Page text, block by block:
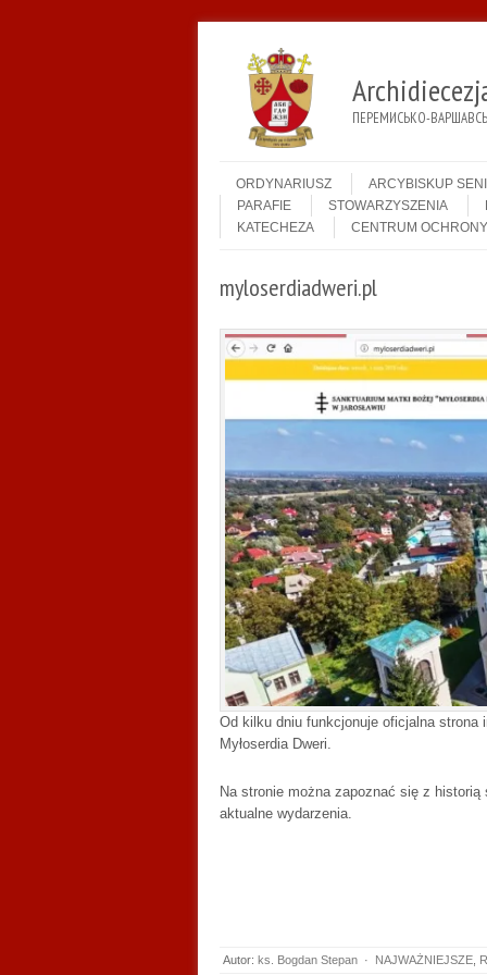
ПЕРЕМИСЬКО-
Menu
ORDYNARIUSZ
ARCYBISKUP
PARAFIE
STOWARZYSZENIA
KATECHEZA
CENTRUM
myloserdiadweri.pl
Od kilku dniu funkcjonuje oficjalna strona
Myłoserdia Dweri.
Na stronie można zapoznać się z
aktualne wydarzenia.
Autor: ks. Bogdan Stepan · NAJWAŻNIEJSZE